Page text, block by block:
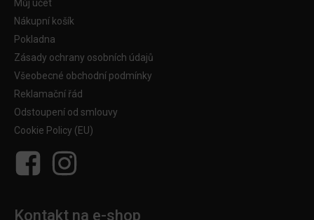
Můj účet
Nákupní košík
Pokladna
Zásady ochrany osobních údajů
Všeobecné obchodní podmínky
Reklamační řád
Odstoupení od smlouvy
Cookie Policy (EU)
Kontakt na e-shop